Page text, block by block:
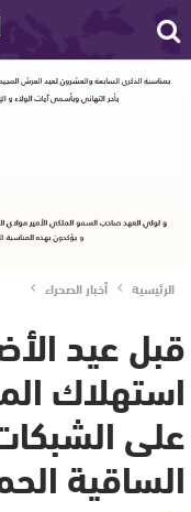
الرئيسية أخبار الصحراء
قبل عيد
استهلاك
على
الساقية